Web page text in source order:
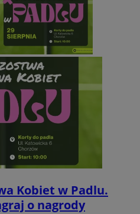
Kobiet w Padlu.
o nagrody